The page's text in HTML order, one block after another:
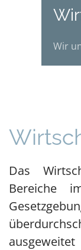
Wir
Das
Bereiche